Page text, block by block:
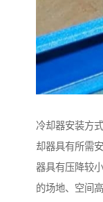
冷却器安装方
却器具有所需
器具有压降较
的场地、空间